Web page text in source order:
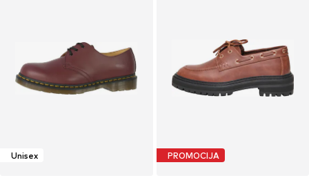
Unisex PROMOCIJA